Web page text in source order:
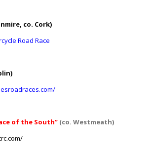
co. Cork)
Road Race
of the South”(co. Westmeath)